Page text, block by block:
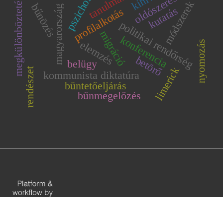
politikai rendőrség
kommunista diktatúra
magyarországprofilalkotás
elemzés
módszerek
migráció
bűnözés
konferencia
limerick
betörő nyomozás
rendészet büntetőeljárás
megkülönböztetés belügy
kutatás
bűnmegelőzés